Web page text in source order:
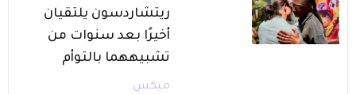
ريتشاردسون يلتقيان
أخيرًا بعد سنوات من
تشبيههما بالتوأم
ميكس